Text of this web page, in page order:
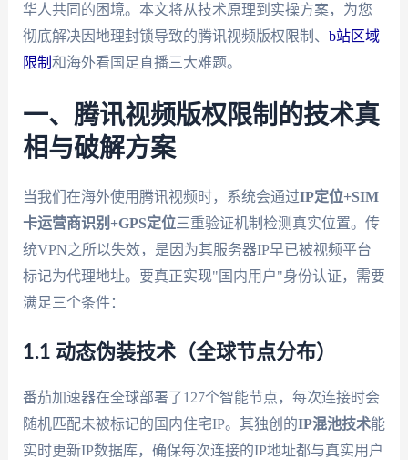
华人共同的困境。本文将从技术原理到实操方案，为您
彻底解决因地理封锁导致的腾讯视频版权限制、 b站区域
限制 和海外看国足直播三大难题。
一、腾讯视频版权限制的技术真
相与破解方案
当我们在海外使用腾讯视频时，系统会通过IP定位+SIM
卡运营商识别+GPS定位三重验证机制检测真实位置。传
统VPN之所以失效，是因为其服务器IP早已被视频平台
标记为代理地址。要真正实现"国内用户"身份认证，需要
满足三个条件：
1.1 动态伪装技术（全球节点分布）
番茄加速器在全球部署了127个智能节点，每次连接时会
随机匹配未被标记的国内住宅IP。其独创的IP混池技术能
实时更新IP数据库，确保每次连接的IP地址都与真实用户